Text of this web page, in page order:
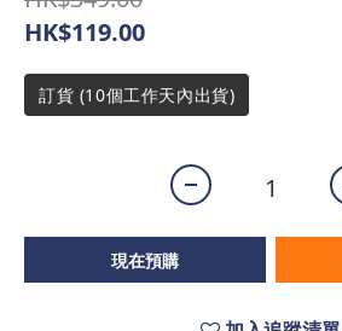
HK$119.00
訂貨 (10個工作天內出貨)
現在預購